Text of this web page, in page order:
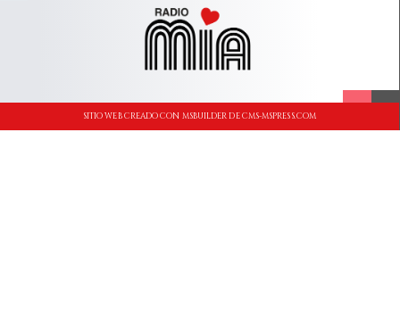
SITIO WEB CREADO CON MSBUILDER DE CMS-MSPRESS.COM